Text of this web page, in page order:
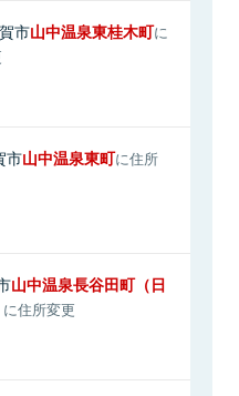
市山中温泉東桂木町に
市山中温泉東町に住所
山中温泉長谷田町（日
に住所変更